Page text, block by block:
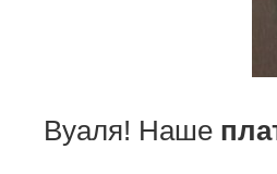
Вуаля! Наше